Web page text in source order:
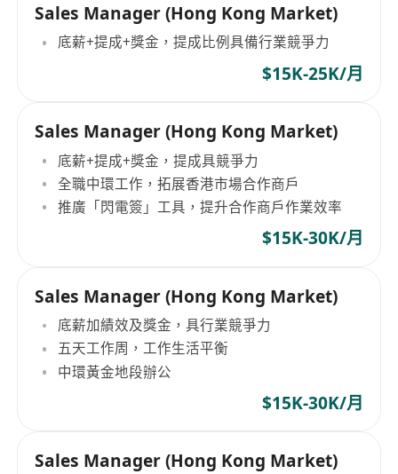
Sales Manager (Hong Kong Market)
底薪+提成+獎金，提成比例具備行業競爭力
$15K-25K/月
Sales Manager (Hong Kong Market)
底薪+提成+獎金，提成具競爭力
全職中環工作，拓展香港市場合作商戶
推廣「閃電簽」工具，提升合作商戶作業效率
$15K-30K/月
Sales Manager (Hong Kong Market)
底薪加績效及獎金，具行業競爭力
五天工作周，工作生活平衡
中環黃金地段辦公
$15K-30K/月
Sales Manager (Hong Kong Market)